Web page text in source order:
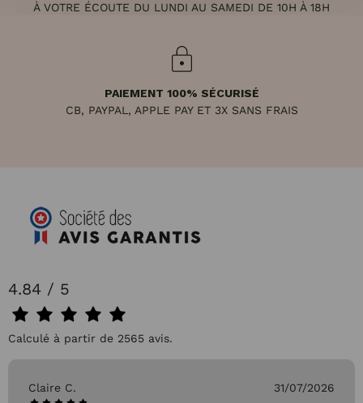
À VOTRE ÉCOUTE DU LUNDI AU SAMEDI DE 10H À 18H
PAIEMENT 100% SÉCURISÉ
CB, PAYPAL, APPLE PAY ET 3X SANS FRAIS
4.84 / 5
Calculé à partir de 2565 avis.
Claire C. 31/07/2026